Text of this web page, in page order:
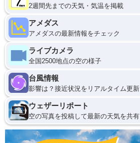
2週間先までの天気・気温を掲載
アメダス
アメダスの最新情報をチェック
ライブカメラ
全国2500地点の空の様子
台風情報
影響は？接近状況をリアルタイム更新
ウェザーリポート
空の写真を投稿して最新の天気を共有